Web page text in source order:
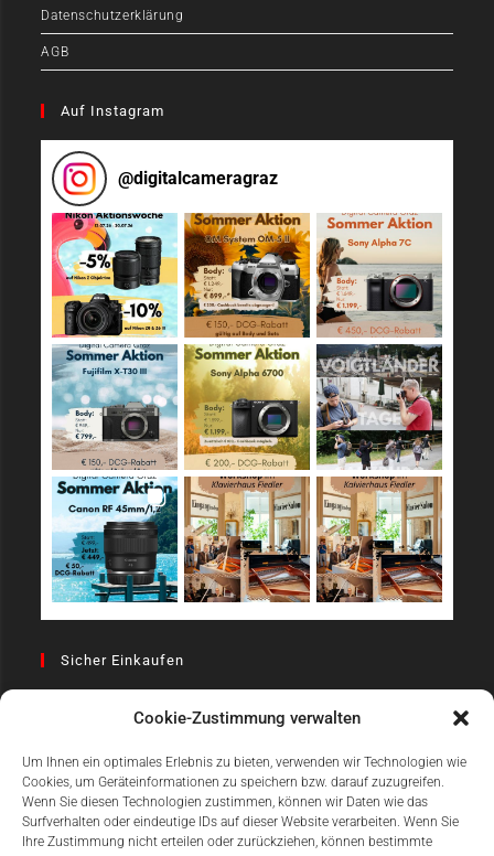
Cookie-Zustimmung verwalten
Um Ihnen ein optimales Erlebnis zu bieten, verwenden wir Technologien wie
Cookies, um Geräteinformationen zu speichern bzw. darauf zuzugreifen.
Wenn Sie diesen Technologien zustimmen, können wir Daten wie das
Surfverhalten oder eindeutige IDs auf dieser Website verarbeiten. Wenn Sie
Ihre Zustimmung nicht erteilen oder zurückziehen, können bestimmte
Datenschutzerklärung
AGB
Auf Instagram
@digitalcameragraz
Sicher Einkaufen
Einfach Online Bezahlen